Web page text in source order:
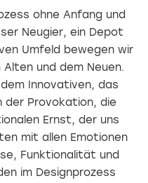
ohne Anfang und
Neugier, ein Depot
Umfeld bewegen wir
und dem Neuen.
Innovativen, das
Provokation, die
Ernst, der uns
mit allen Emotionen
Funktionalität und
im Designprozess